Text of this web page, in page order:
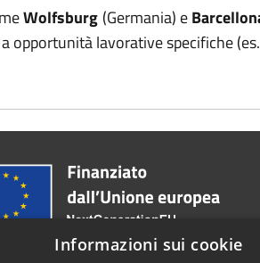
Wolfsburg (Germania) e
opportunità lavorative specifiche
Informazioni sui cookie